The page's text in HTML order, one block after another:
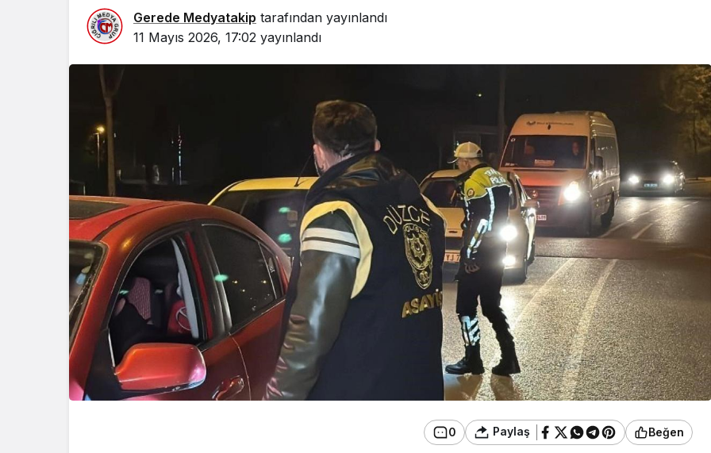
Gerede Medyatakip tarafından yayınlandı
11 Mayıs 2026, 17:02 yayınlandı
0 Paylaş Beğen
Gerede Kemikli
Rampalarında Yangın:
Araçlar Kül Oldu
Güncel
Evden Çıkanlar Herkesi
Şoke Etti: Gerede
Cezaevine Gönderildi